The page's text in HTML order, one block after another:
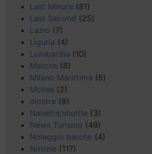
Last Minute (81)
Last Second (25)
Lazio (7)
Liguria (4)
Lombardia (10)
Marche (8)
Milano Marittima (6)
Molise (2)
mostre (8)
Navetta/shuttle (3)
News Turismo (48)
Noleggio barche (4)
Notizie (117)